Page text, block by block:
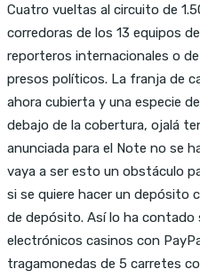
Cuatro vueltas al circuito de
corredoras de los 13 equipos
reporteros internacionales o
presos políticos. La franja de
ahora cubierta y una especie
debajo de la cobertura, ojalá
anunciada para el Note no se
vaya a ser esto un obstáculo
si se quiere hacer un depósito
de depósito. Así lo ha contado
electrónicos casinos con
tragamonedas de 5 carretes